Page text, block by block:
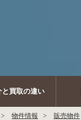
と買取の違い
物件情報 販売物件